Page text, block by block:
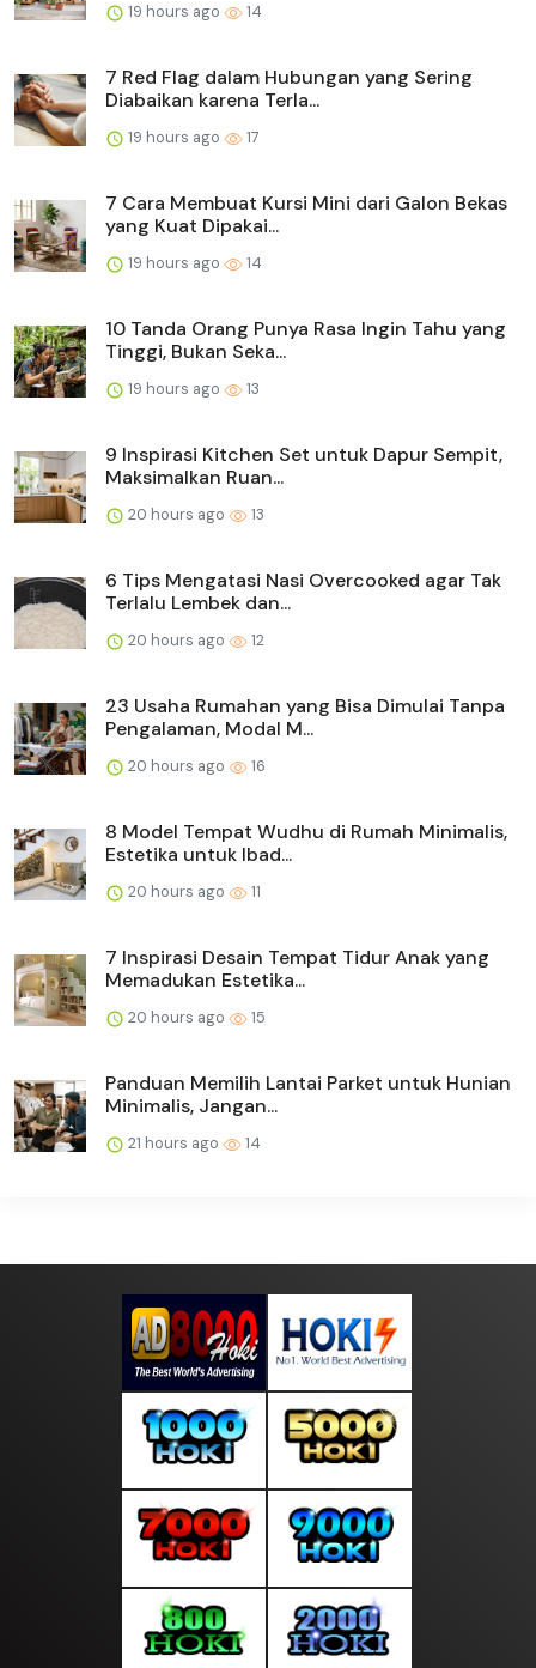
19 hours ago 14
7 Red Flag dalam Hubungan yang Sering
Diabaikan karena Terla...
19 hours ago 17
7 Cara Membuat Kursi Mini dari Galon Bekas
yang Kuat Dipakai...
19 hours ago 14
10 Tanda Orang Punya Rasa Ingin Tahu yang
Tinggi, Bukan Seka...
19 hours ago 13
9 Inspirasi Kitchen Set untuk Dapur Sempit,
Maksimalkan Ruan...
20 hours ago 13
6 Tips Mengatasi Nasi Overcooked agar Tak
Terlalu Lembek dan...
20 hours ago 12
23 Usaha Rumahan yang Bisa Dimulai Tanpa
Pengalaman, Modal M...
20 hours ago 16
8 Model Tempat Wudhu di Rumah Minimalis,
Estetika untuk Ibad...
20 hours ago 11
7 Inspirasi Desain Tempat Tidur Anak yang
Memadukan Estetika...
20 hours ago 15
Panduan Memilih Lantai Parket untuk Hunian
Minimalis, Jangan...
21 hours ago 14